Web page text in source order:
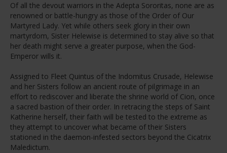
Of all the devout warriors in the Adepta Sororitas, none are as
renowned or battle-hungry as those of the Order of Our
Martyred Lady. Yet while others seek glory in their own
martyrdom, Sister Helewise is determined to stay alive so that
her death might serve a greater purpose, when the God-
Emperor wills it.
Assigned to Fleet Quintus of the Indomitus Crusade, Helewise
and her Sisters follow an ancient route of pilgrimage in an
effort to rediscover and liberate the shrine world of Cion, once
a sacred bastion of their order. In retracing the steps of Saint
Katherine herself, their faith will be tested to the extreme as
they attempt to uncover what became of their Sisters
stationed in the daemon-infested sectors beyond the Cicatrix
Maledictum.